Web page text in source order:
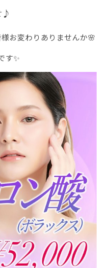
♪
お変わりありませんか🌸
す✨